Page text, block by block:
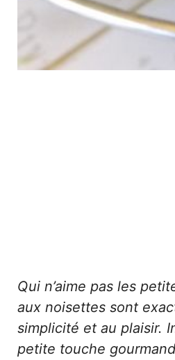
Qui n’aime pas les
aux noisettes sont
simplicité et au plaisir.
petite touche